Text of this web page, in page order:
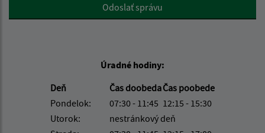
Odoslať správu
Úradné hodiny:
Deň
Čas doobedaČas poobede
Pondelok:
07:30 - 11:45 12:15 - 15:30
Utorok:
nestránkový deň